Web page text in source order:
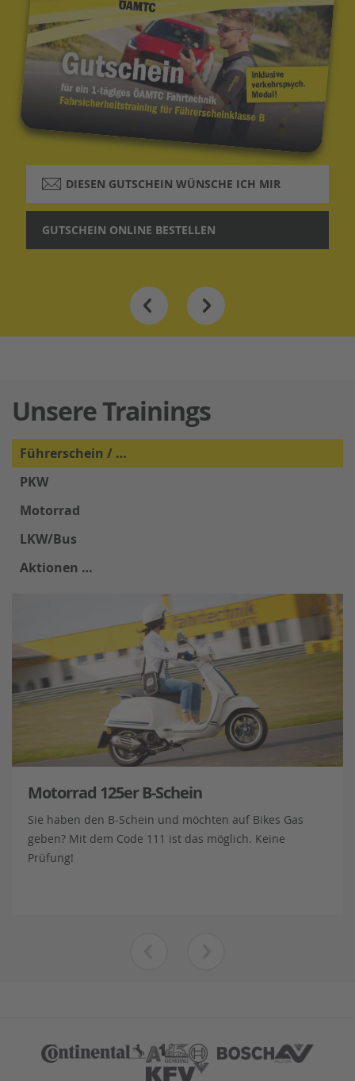
DIESEN GUTSCHEIN WÜNSCHE ICH MIR
GUTSCHEIN ONLINE BESTELLEN
Unsere Trainings
Führerschein / …
PKW
Motorrad
LKW/Bus
Aktionen …
Motorrad 125er B-Schein
Sie haben den B-Schein und möchten auf Bikes Gas
geben? Mit dem Code 111 ist das möglich. Keine
Prüfung!
Partner